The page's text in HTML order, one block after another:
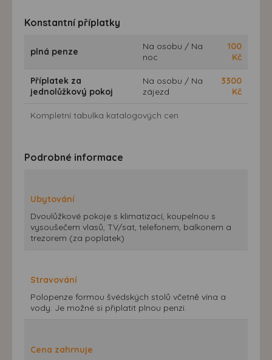
Konstantní příplatky
plná penze
Na osobu / Na
noc
100
Kč
Příplatek za
jednolůžkový pokoj
Na osobu / Na
zájezd
3300
Kč
Kompletní tabulka katalogových cen
Podrobné informace
Ubytování
Dvoulůžkové pokoje s klimatizací, koupelnou s
vysoušečem vlasů, TV/sat, telefonem, balkonem a
trezorem (za poplatek)
Stravování
Polopenze formou švédských stolů včetně vína a
vody. Je možné si připlatit plnou penzi.
Cena zahrnuje